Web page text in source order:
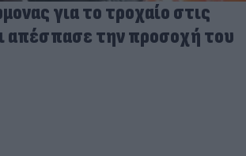
για το τροχαίο στις
απέσπασε την προσοχή του